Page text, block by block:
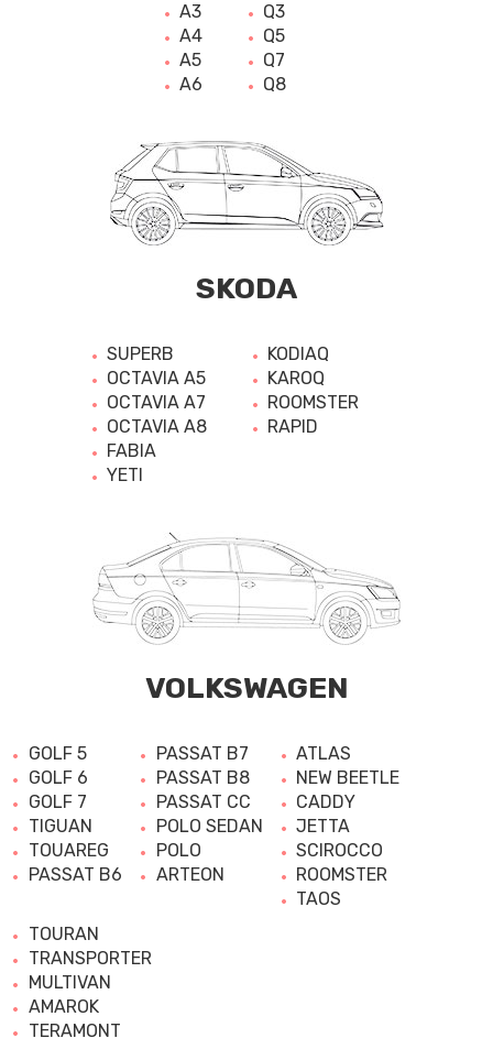
A3
A4
A5
A6
Q3
Q5
Q7
Q8
SKODA
SUPERB
OCTAVIA A5
OCTAVIA A7
OCTAVIA A8
FABIA
YETI
KODIAQ
KAROQ
ROOMSTER
RAPID
VOLKSWAGEN
GOLF 5
GOLF 6
GOLF 7
TIGUAN
TOUAREG
PASSAT B6
PASSAT B7
PASSAT B8
PASSAT CC
POLO SEDAN
POLO
ARTEON
ATLAS
NEW BEETLE
CADDY
JETTA
SCIROCCO
ROOMSTER
TAOS
TOURAN
TRANSPORTER
MULTIVAN
AMAROK
TERAMONT